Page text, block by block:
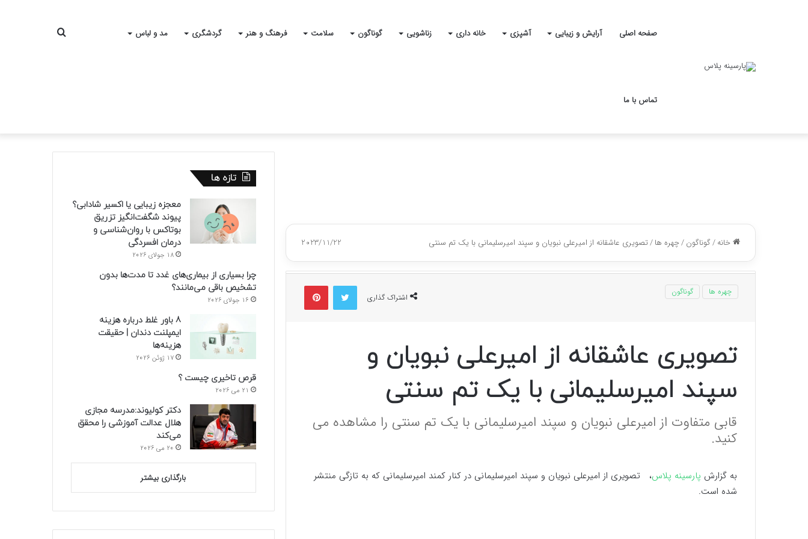
صفحه اصلی آرایش و زیبایی آشپزی خانه داری زناشویی گوناگون سلامت فرهنگ و هنر گردشگری مد و لباس
تماس با ما
جستجو
خانه/گوناگون/چهره ها/تصویری عاشقانه از امیرعلی نبویان و سپند امیرسلیمانی با یک تم سنتی 2023/11/22
اشتراک گذاری
توییتر پینتریست
چهره ها گوناگون
تصویری عاشقانه از امیرعلی نبویان و
سپند امیرسلیمانی با یک تم سنتی
قابی متفاوت از امیرعلی نبویان و سپند امیرسلیمانی با یک تم سنتی را مشاهده می
کنید.
به گزارش پارسینه پلاس، تصویری از امیرعلی نبویان و سپند امیرسلیمانی در کنار کمند امیرسلیمانی که به تازگی منتشر
شده است.
تازه ها
معجزه زیبایی یا اکسیر شادابی؟
پیوند شگفت‌انگیز تزریق
بوتاکس با روان‌شناسی و
درمان افسردگی
18 جولای 2026
چرا بسیاری از بیماری‌های غدد تا مدت‌ها بدون
تشخیص باقی می‌مانند؟
16 جولای 2026
8 باور غلط درباره هزینه
ایمپلنت دندان | حقیقت
هزینه‌ها
17 ژوئن 2026
قرص تاخیری چیست ؟
21 می 2026
دکتر کولیوند:مدرسه مجازی
هلال عدالت آموزشی را محقق
می‌کند
20 می 2026
بارگذاری بیشتر